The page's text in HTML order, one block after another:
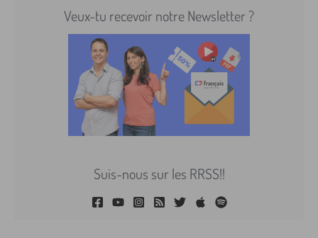
Veux-tu recevoir notre Newsletter ?
Suis-nous sur les RRSS!!